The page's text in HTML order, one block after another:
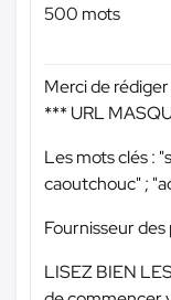
500 mots
Merci de
*** URL
Les mots clés :
caoutchouc" ;
Fournisseur
LISEZ BIEN